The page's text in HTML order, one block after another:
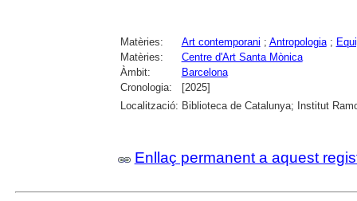
Matèries: Art contemporani ; Antropologia;
Matèries:
Centre d'Art Santa Mònica
Àmbit:
Barcelona
Cronologia:
[2025]
Localització: Biblioteca de Catalunya; Institut
Enllaç permanent a aquest